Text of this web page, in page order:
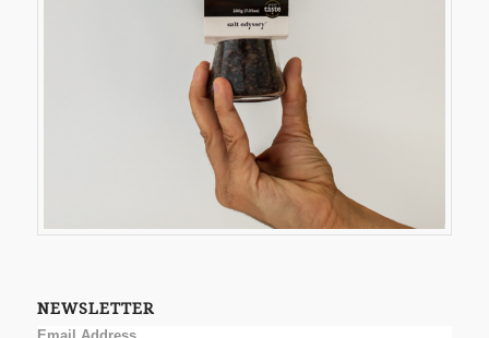
NEWSLETTER